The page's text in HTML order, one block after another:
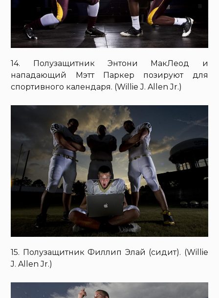
14. Полузащитник Энтони МакЛеод и
нападающий Мэтт Паркер позируют для
спортивного календаря. (Willie J. Allen Jr.)
15. Полузащитник Филлип Элай (сидит). (Willie
J. Allen Jr.)